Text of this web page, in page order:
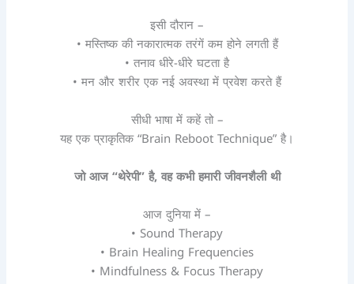
इसी दौरान –
• मस्तिष्क की नकारात्मक तरंगें कम होने लगती हैं
• तनाव धीरे-धीरे घटता है
• मन और शरीर एक नई अवस्था में प्रवेश करते हैं
सीधी भाषा में कहें तो –
यह एक प्राकृतिक “Brain Reboot Technique” है।
जो आज “थेरेपी” है,वह कभी हमारी जीवनशैली थी
आज दुनिया में –
• Sound Therapy
• Brain Healing Frequencies
• Mindfulness & Focus Therapy